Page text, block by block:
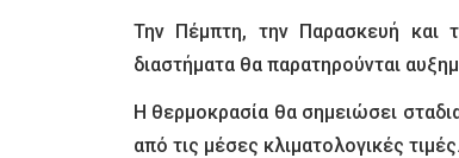
Την Πέμπτη, την Παρασκευή και
διαστήματα θα παρατηρούνται
Η θερμοκρασία θα σημειώσει
από τις μέσες κλιματολογικές τιμές.